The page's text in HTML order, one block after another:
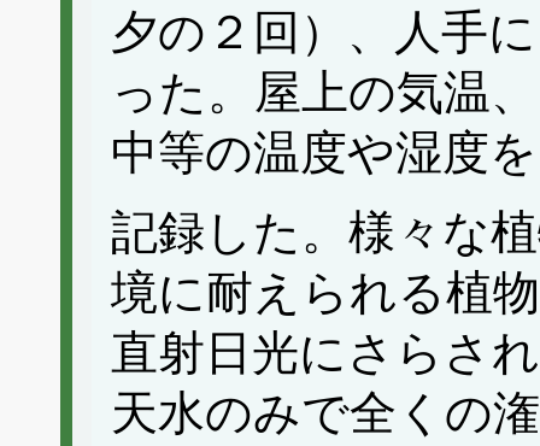
夕の２回）、人手
った。屋上の気温
中等の温度や湿度
記録した。様々な
境に耐えられる植
直射日光にさらさ
天水のみで全くの